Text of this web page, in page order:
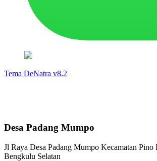
Tema DeNatra v8.2
Desa Padang Mumpo
Jl Raya Desa Padang Mumpo Kecamatan Pino
Bengkulu Selatan